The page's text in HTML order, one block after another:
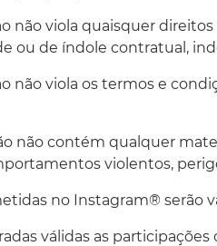
não viola quaisquer
ou de índole contratual,
não viola os termos e
não contém qualquer
violentos,
no Instagram®
válidas as